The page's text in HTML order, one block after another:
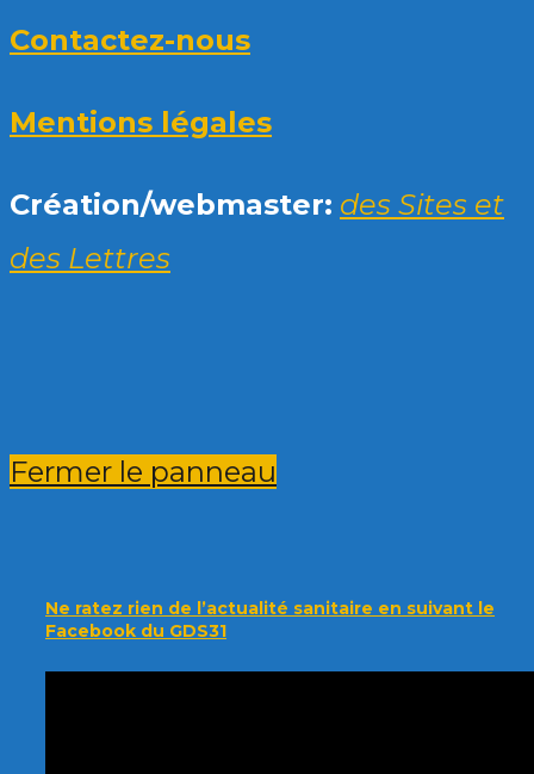
Contactez-nous
Mentions légales
Création/webmaster: des Sites et
des Lettres
Fermer le panneau
Ne ratez rien de l’actualité sanitaire en suivant le
Facebook du GDS31